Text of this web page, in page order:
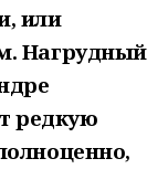
или
Нагрудный
редкую